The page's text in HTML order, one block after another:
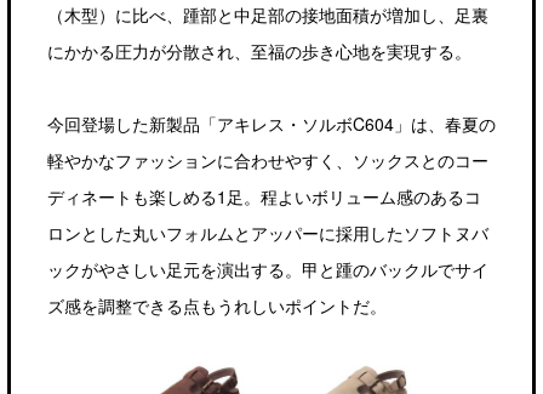
（木型）に比べ、踵部と中足部の接地面積が増加し、足裏
にかかる圧力が分散され、至福の歩き心地を実現する。
今回登場した新製品「アキレス・ソルボC604」は、春夏の
軽やかなファッションに合わせやすく、ソックスとのコー
ディネートも楽しめる1足。程よいボリューム感のあるコ
ロンとした丸いフォルムとアッパーに採用したソフトヌバ
ックがやさしい足元を演出する。甲と踵のバックルでサイ
ズ感を調整できる点もうれしいポイントだ。